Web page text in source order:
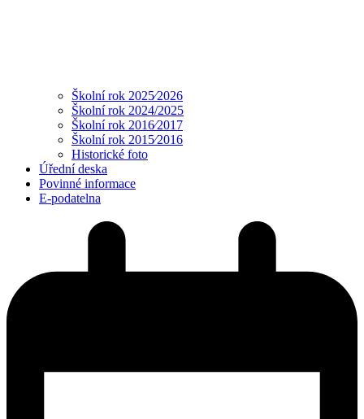
Školní rok 2025⁄2026
Školní rok 2024/2025
Školní rok 2016⁄2017
Školní rok 2015⁄2016
Historické foto
Úřední deska
Povinné informace
E-podatelna